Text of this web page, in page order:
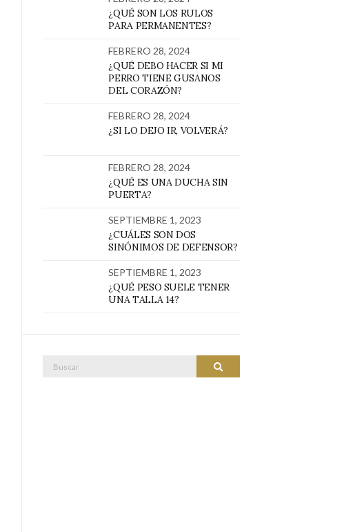
¿QUÉ SON LOS RULOS
PARA PERMANENTES?
FEBRERO 28, 2024
¿QUÉ DEBO HACER SI MI
PERRO TIENE GUSANOS
DEL CORAZÓN?
FEBRERO 28, 2024
¿SI LO DEJO IR, VOLVERÁ?
FEBRERO 28, 2024
¿QUÉ ES UNA DUCHA SIN
PUERTA?
SEPTIEMBRE 1, 2023
¿CUÁLES SON DOS
SINÓNIMOS DE DEFENSOR?
SEPTIEMBRE 1, 2023
¿QUÉ PESO SUELE TENER
UNA TALLA 14?
BUSCAR